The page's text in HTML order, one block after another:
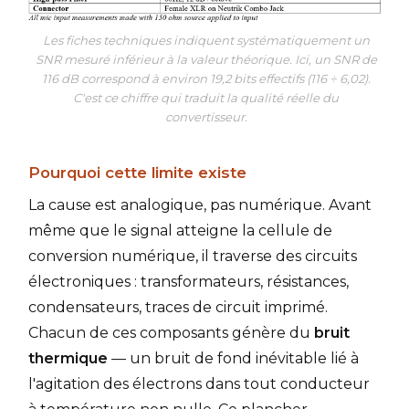
Les fiches techniques indiquent systématiquement un
SNR mesuré inférieur à la valeur théorique. Ici, un SNR de
116 dB correspond à environ 19,2 bits effectifs (116 ÷ 6,02).
C'est ce chiffre qui traduit la qualité réelle du
convertisseur.
Pourquoi cette limite existe
La cause est analogique, pas numérique. Avant
même que le signal atteigne la cellule de
conversion numérique, il traverse des circuits
électroniques : transformateurs, résistances,
condensateurs, traces de circuit imprimé.
Chacun de ces composants génère du bruit
thermique — un bruit de fond inévitable lié à
l'agitation des électrons dans tout conducteur